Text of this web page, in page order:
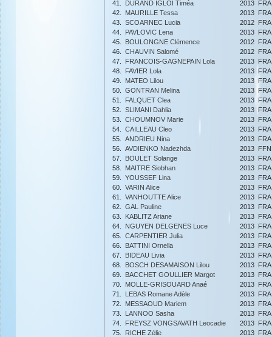
41.
DURAND IGLOI Timéa 2013 FRA
42.
MAURILLE Tessa 2013 FRA
43.
SCOARNEC Lucia 2012 FRA
44.
PAVLOVIC Lena 2013 FRA
45.
BOULONGNE Clémence 2012 FRA
46.
CHAUVIN Salomé 2012 FRA
47.
FRANCOIS-GAGNEPAIN Lola 2013 FRA
48.
FAVIER Lola 2013 FRA
49.
MATEO Lilou 2013 FRA
50.
GONTRAN Melina 2013 FRA
51.
FALQUET Clea 2013 FRA
52.
SLIMANI Dahlia 2013 FRA
53.
CHOUMNOV Marie 2013 FRA
54.
CAILLEAU Cleo 2013 FRA
55.
ANDRIEU Nina 2013 FRA
56.
AVDIENKO Nadezhda 2013 FFN
57.
BOULET Solange 2013 FRA
58.
MAITRE Siobhan 2013 FRA
59.
YOUSSEF Lina 2013 FRA
60.
VARIN Alice 2013 FRA
61.
VANHOUTTE Alice 2013 FRA
62.
GAL Pauline 2013 FRA
63.
KABLITZ Ariane 2013 FRA
64.
NGUYEN DELGENES Luce 2013 FRA
65.
CARPENTIER Julia 2013 FRA
66.
BATTINI Ornella 2013 FRA
67.
BIDEAU Livia 2013 FRA
68.
BOSCH DESAMAISON Lilou 2013 FRA
69.
BACCHET GOULLIER Margot 2013 FRA
70.
MOLLE-GRISOUARD Anaé 2013 FRA
71.
LEBAS Romane Adèle 2013 FRA
72.
MESSAOUD Mariem 2013 FRA
73.
LANNOO Sasha 2013 FRA
74.
FREYSZ VONGSAVATH Leocadie 2013 FRA
75.
RICHE Zélie 2013 FRA